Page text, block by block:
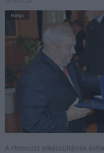
Helyi
A Himnusz elkészültének